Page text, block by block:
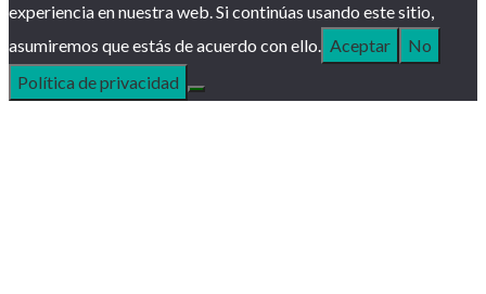
experiencia en nuestra web. Si continúas usando este sitio,
asumiremos que estás de acuerdo con ello. Aceptar
No
Política de privacidad